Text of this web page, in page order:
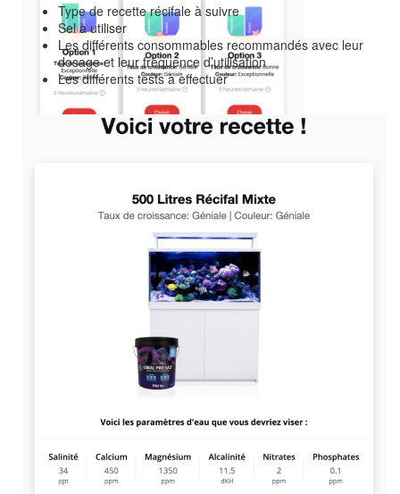
Type de recette récifale à suivre
Sel à utiliser
Les différents consommables recommandés avec leur
dosage et leur fréquence d’utilisation
Les différents tests à effectuer